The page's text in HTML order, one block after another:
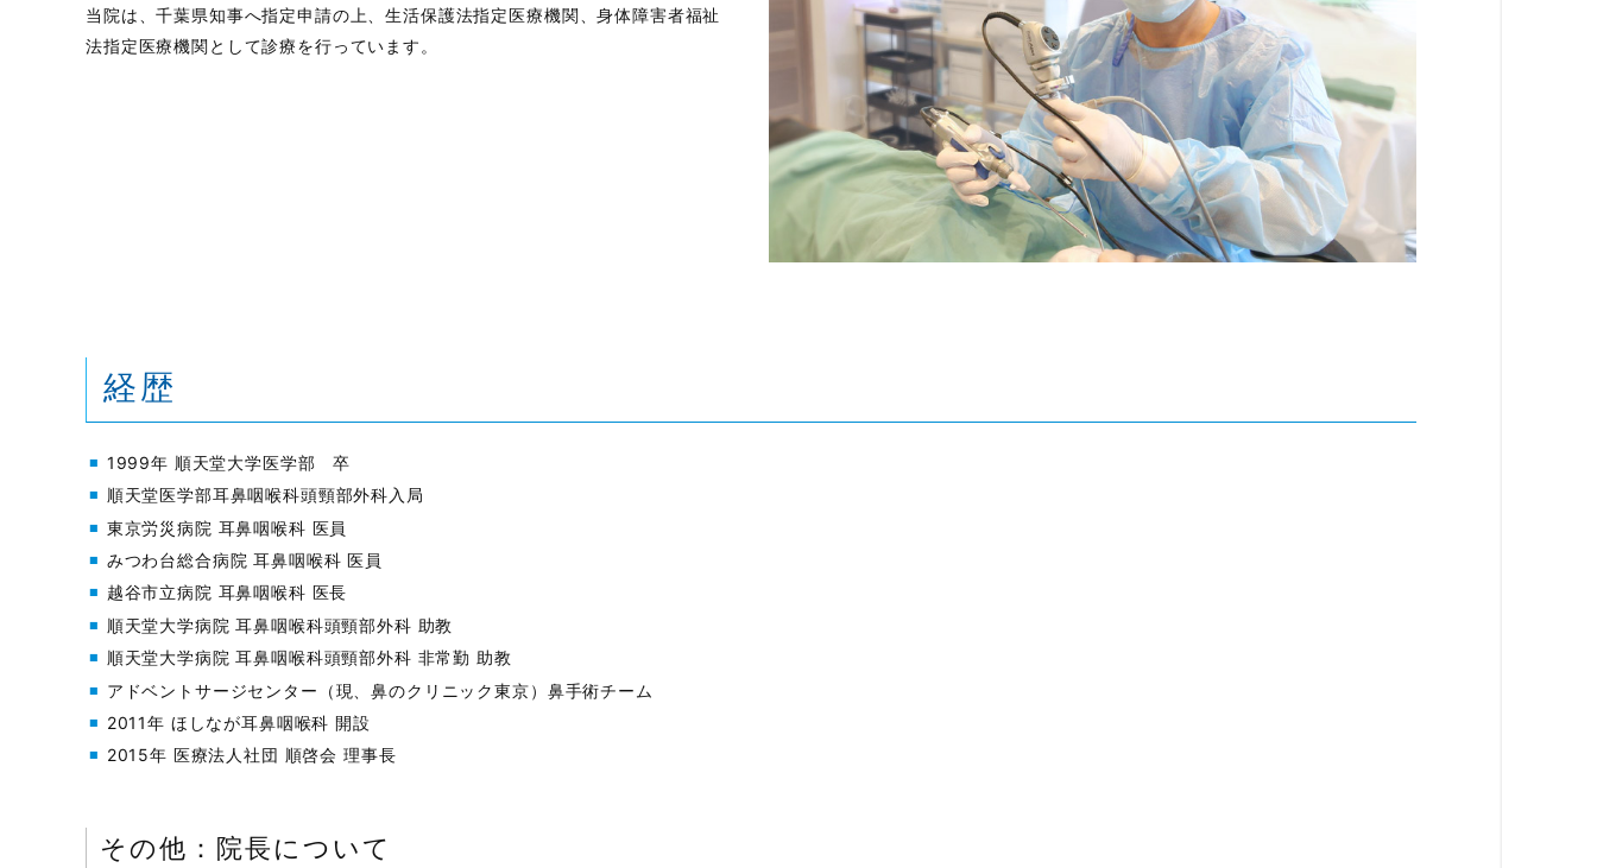
当院は、千葉県知事へ指定申請の上、生活保護法指定医療機関、身体障害者福祉
法指定医療機関として診療を行っています。
経歴
1999年 順天堂大学医学部 卒
順天堂医学部耳鼻咽喉科頭頸部外科入局
東京労災病院 耳鼻咽喉科 医員
みつわ台総合病院 耳鼻咽喉科 医員
越谷市立病院 耳鼻咽喉科 医長
順天堂大学病院 耳鼻咽喉科頭頸部外科 助教
順天堂大学病院 耳鼻咽喉科頭頸部外科 非常勤 助教
アドベントサージセンター（現、鼻のクリニック東京）鼻手術チーム
2011年 ほしなが耳鼻咽喉科 開設
2015年 医療法人社団 順啓会 理事長
その他：院長について